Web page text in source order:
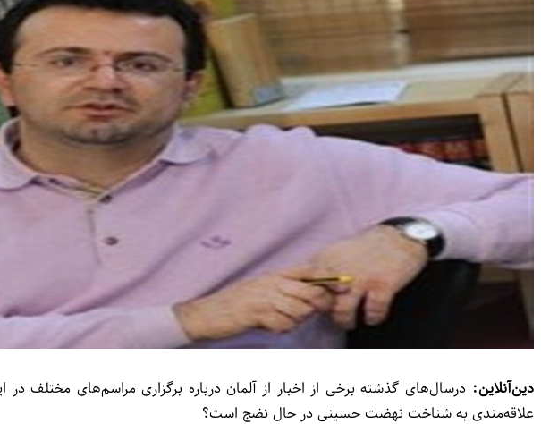
دین‌آنلاین: درسال‌های گذشته برخی از اخبار از آلمان درباره برگزاری مراسم‌های مختلف
علاقه‌مندی به شناخت نهضت حسینی در حال نضج است؟